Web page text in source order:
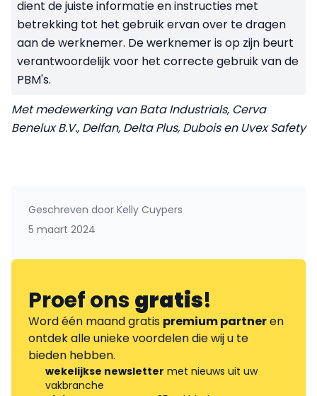
dient de juiste informatie en instructies met
betrekking tot het gebruik ervan over te dragen
aan de werknemer. De werknemer is op zijn beurt
verantwoordelijk voor het correcte gebruik van de
PBM's.
Met medewerking van Bata Industrials, Cerva
Benelux B.V., Delfan, Delta Plus, Dubois en Uvex Safety
Geschreven door Kelly Cuypers
5 maart 2024
Proef onsgratis!
Word één maand gratis premium partneren
ontdek alle unieke voordelen die wij u te
bieden hebben.
wekelijkse newsletter met nieuws uit uw
vakbranche